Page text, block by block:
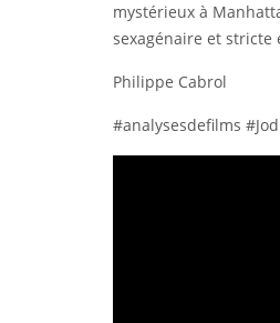
mystérieux à
sexagénaire et stricte
Philippe Cabrol
#analysesdefilms